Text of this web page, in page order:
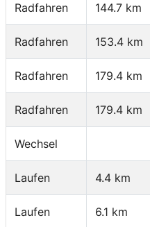
Radfahren 144.7 km
Radfahren 153.4 km
Radfahren 179.4 km
Radfahren 179.4 km
Wechsel
Laufen 4.4 km
Laufen 6.1 km